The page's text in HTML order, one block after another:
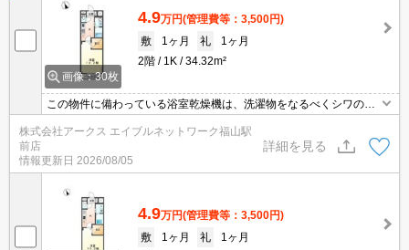
画像：30枚
4.9万円(管理費等：3,500円)
敷
1ヶ月 礼
1ヶ月
2階
1K 34.32m²
この物件に備わっている浴室乾燥機は、洗濯物をなるべくシワのな
いように急いで乾かしたいときにも重宝します。モニターから顔が
見えるTVインターホン付きです。2口コンロが付いているので、同
時に2つの料理できるので毎日忙しい人におすすめです。住みやす
さが満載でイチオシのアパートはこちらです。自立したキッチンの
ある1K物件です。
株式会社アークス エイブルネットワーク福山駅
前店
情報更新日 2026/08/05
詳細を見る
4.9万円(管理費等：3,500円)
敷
1ヶ月 礼
1ヶ月